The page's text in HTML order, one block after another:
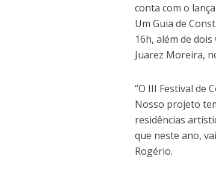
conta com o
Um Guia de
16h, além de
Juarez Moreira,
“O III Festival de
Nosso projeto
residências
que neste ano,
Rogério.